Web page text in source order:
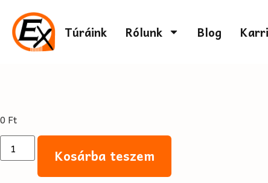
Túráink Rólunk Blog
0 Ft
Kosárba teszem